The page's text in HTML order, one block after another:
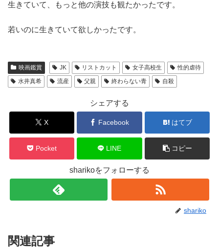
生きていて、もっと他の演技も観たかったです。
若いのに生きていて欲しかったです。
映画鑑賞 JK リストカット 女子高校生
性的虐待
水井真希
流産 父親 終わらない青 自殺
シェアする
X Facebook はてブ
Pocket LINE コピー
sharikoをフォローする
shariko
関連記事